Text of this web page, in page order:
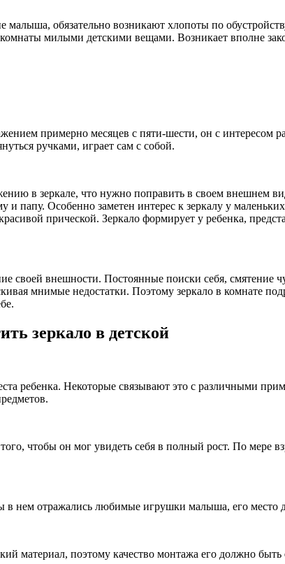
малыша, обязательно возникают хлопоты по
милыми детскими вещами. Возникает вполне
примерно месяцев с пяти-шести, он с
ручками, играет сам с собой.
в зеркале, что нужно поправить в своем внешнем
папу. Особенно заметен интерес к зеркалу у
прической. Зеркало формирует у ребенка,
своей внешности. Постоянные поиски себя,
мнимые недостатки. Поэтому зеркало в комнате
зеркало в детской
ребенка. Некоторые связывают это с различными
чтобы он мог увидеть себя в полный рост. По мере
в нем отражались любимые игрушки малыша, его место
материал, поэтому качество монтажа его должно